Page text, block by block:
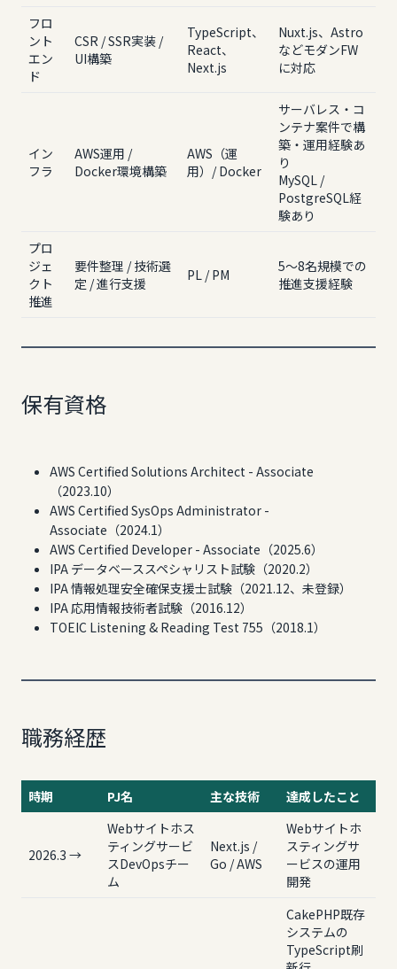
フロ
ント
エン
ド
CSR / SSR実装 /
UI構築
TypeScript、
React、
Next.js
Nuxt.js、Astro
などモダンFW
に対応
イン
フラ
AWS運用 /
Docker環境構築
AWS（運
用）/ Docker
サーバレス・コ
ンテナ案件で構
築・運用経験あ
り
MySQL /
PostgreSQL経
験あり
プロ
ジェ
クト
推進
要件整理 / 技術選
定 / 進行支援
PL / PM
5〜8名規模での
推進支援経験
保有資格
AWS Certified Solutions Architect - Associate
（2023.10）
AWS Certified SysOps Administrator -
Associate（2024.1）
AWS Certified Developer - Associate（2025.6）
IPA データベーススペシャリスト試験（2020.2）
IPA 情報処理安全確保支援士試験（2021.12、未登録）
IPA 応用情報技術者試験（2016.12）
TOEIC Listening & Reading Test 755（2018.1）
職務経歴
時期 PJ名 主な技術 達成したこと
2026.3 →
Webサイトホス
ティングサービ
スDevOpsチー
ム
Next.js /
Go / AWS
Webサイトホ
スティングサ
ービスの運用
開発
CakePHP既存
システムの
TypeScript刷